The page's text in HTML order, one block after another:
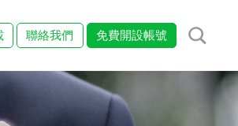
聯絡我們 免費開設帳號